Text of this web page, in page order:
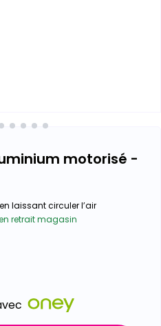
motorisé -
laissant circuler l’air
retrait magasin